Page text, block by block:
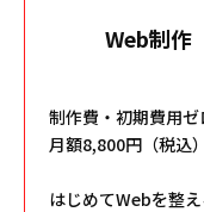
Web制作
制作費・初期費用
月額8,800円（税込）
はじめてWebを整